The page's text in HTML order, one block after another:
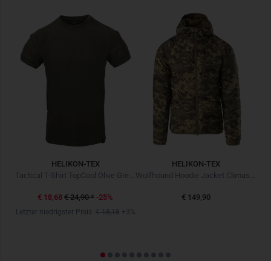
HELIKON-TEX
Tactical T-Shirt TopCool Olive Green
€ 18,68 € 24,90* -25%
Letzter niedrigster Preis: € 18,18 +3%
HELIKON-TEX
Wolfhound Hoodie Jacket Climashield MM14
€ 149,90